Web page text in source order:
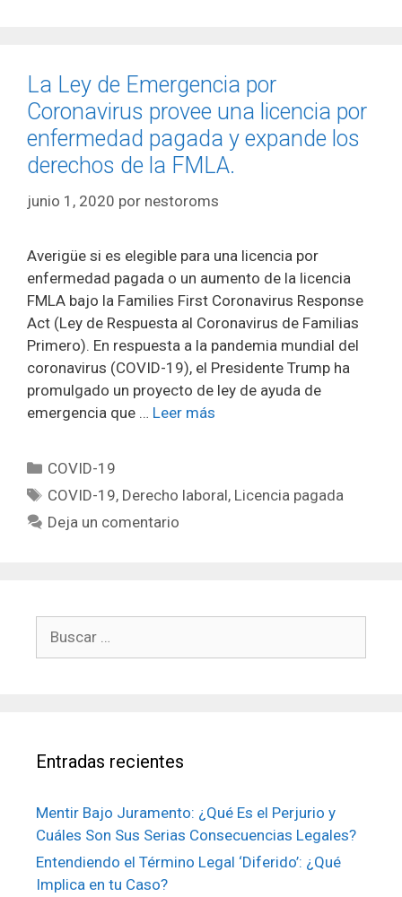
La Ley de Emergencia por
Coronavirus provee una licencia por
enfermedad pagada y expande los
derechos de la FMLA.
junio 1, 2020 por nestoroms
Averigüe si es elegible para una licencia por
enfermedad pagada o un aumento de la licencia
FMLA bajo la Families First Coronavirus Response
Act (Ley de Respuesta al Coronavirus de Familias
Primero). En respuesta a la pandemia mundial del
coronavirus (COVID-19), el Presidente Trump ha
promulgado un proyecto de ley de ayuda de
emergencia que … Leer más
Categorías
COVID-19
Etiquetas
COVID-19, Derecho laboral, Licencia pagada
Deja un comentario
Entradas recientes
Mentir Bajo Juramento: ¿Qué Es el Perjurio y
Cuáles Son Sus Serias Consecuencias Legales?
Entendiendo el Término Legal ‘Diferido’: ¿Qué
Implica en tu Caso?